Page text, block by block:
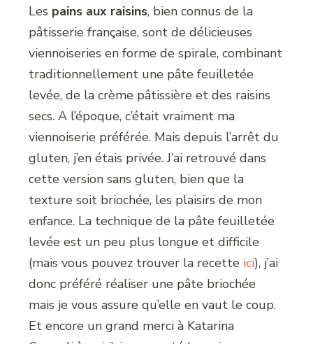
Les pains aux raisins, bien connus de la
pâtisserie française, sont de délicieuses
viennoiseries en forme de spirale, combinant
traditionnellement une pâte feuilletée
levée, de la crème pâtissière et des raisins
secs. A l’époque, c’était vraiment ma
viennoiserie préférée. Mais depuis l’arrêt du
gluten, j’en étais privée. J’ai retrouvé dans
cette version sans gluten, bien que la
texture soit briochée, les plaisirs de mon
enfance. La technique de la pâte feuilletée
levée est un peu plus longue et difficile
(mais vous pouvez trouver la recette ici), j’ai
donc préféré réaliser une pâte briochée
mais je vous assure qu’elle en vaut le coup.
Et encore un grand merci à Katarina